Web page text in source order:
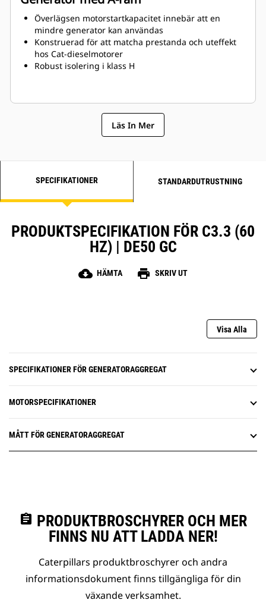
Överlägsen motorstartkapacitet innebär att en
mindre generator kan användas
Konstruerad för att matcha prestanda och uteffekt
hos Cat-dieselmotorer
Robust isolering i klass H
Läs In Mer
SPECIFIKATIONER STANDARDUTRUSTNING
PRODUKTSPECIFIKATION FÖR C3.3 (60
HZ) | DE50 GC
cloud_download HÄMTA print SKRIV UT
Visa Alla
SPECIFIKATIONER FÖR GENERATORAGGREGAT
MOTORSPECIFIKATIONER
MÅTT FÖR GENERATORAGGREGAT
assignment PRODUKTBROSCHYRER OCH MER
FINNS NU ATT LADDA NER!
Caterpillars produktbroschyrer och andra
informationsdokument finns tillgängliga för din
växande verksamhet.